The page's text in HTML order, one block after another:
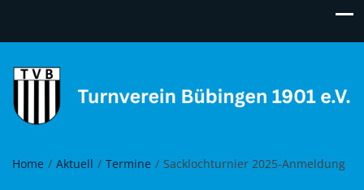
Turnverein Bübingen
Move it!
Home Aktuell Termine Sacklochturnier 2025-Anmeldung